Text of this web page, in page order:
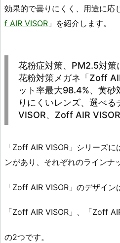
効果的で曇りにくく、用途に応
f AIR VISOR 」を紹介します。
花粉症対策、PM2.5対策
花粉対策メガネ「Zoff
ット率最大98.4%、黄砂
りにくいレンズ、選べ
VISOR、Zoff AIR
「Zoff AIR VISOR」シリーズ
ンがあり、それぞれのラインナ
「Zoff AIR VISOR」のデザイン
「Zoff AIR VISOR」、「Zoff
の2つです。